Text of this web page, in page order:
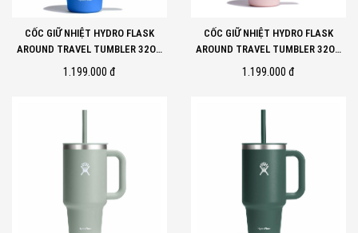
CỐC GIỮ NHIỆT HYDRO FLASK
AROUND TRAVEL TUMBLER 32OZ
CASCADE
1.199.000 đ
CỐC GIỮ NHIỆT HYDRO FLASK
AROUND TRAVEL TUMBLER 32OZ
TRILLIUM
1.199.000 đ